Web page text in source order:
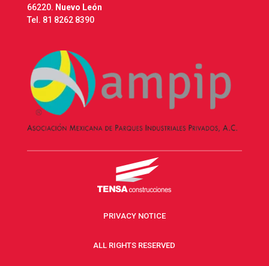
66220. Nuevo León
Tel. 81 8262 8390
PRIVACY NOTICE
ALL RIGHTS RESERVED